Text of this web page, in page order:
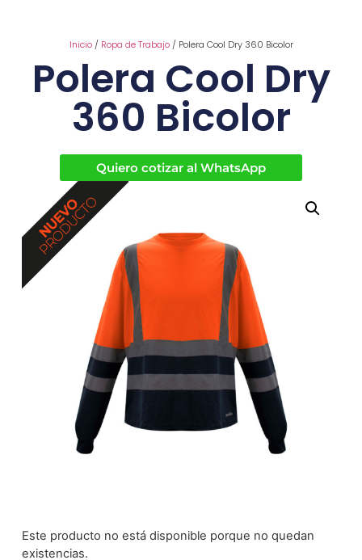
Inicio/ Ropa de Trabajo/ Polera Cool Dry 360 Bicolor
Polera Cool Dry
360 Bicolor
Quiero cotizar al WhatsApp
Este producto no está disponible porque no quedan
existencias.